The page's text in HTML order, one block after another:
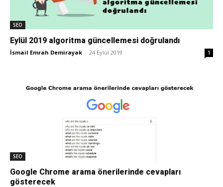
SEO
Eylül 2019 algoritma güncellemesi doğrulandı
İsmail Emrah Demirayak - 24 Eylül 2019 1
SEO
Google Chrome arama önerilerinde cevapları
gösterecek